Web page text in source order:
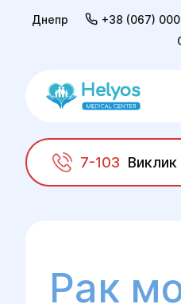
Днепр +38 (067)
7-103 Виклик
Helyos
Рак